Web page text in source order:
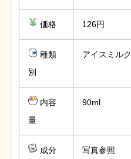
価格 126円
種類
別
アイスミルク
内容
量
90ml
成分 写真参照